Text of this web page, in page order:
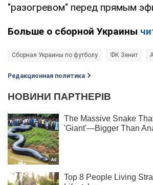
"разогревом" перед прямым
Больше о сборной Украины
Сборная Украины по футболу ФК Зенит
Редакционная политика